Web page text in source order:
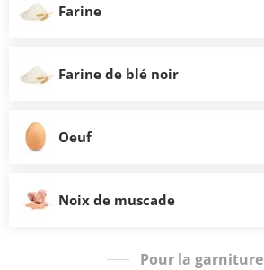
Farine
Farine de blé noir
Oeuf
Noix de muscade
Pour la garniture